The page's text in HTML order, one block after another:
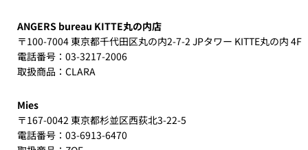
ANGERS bureau KITTE丸の内店
〒100-7004 東京都千代田区丸の内2-7-2 JPタワー KITTE丸の内 4F
電話番号：03-3217-2006
取扱商品：CLARA​​​
Mies
〒167-0042 東京都杉並区西荻北3-22-5
電話番号：03-6913-6470